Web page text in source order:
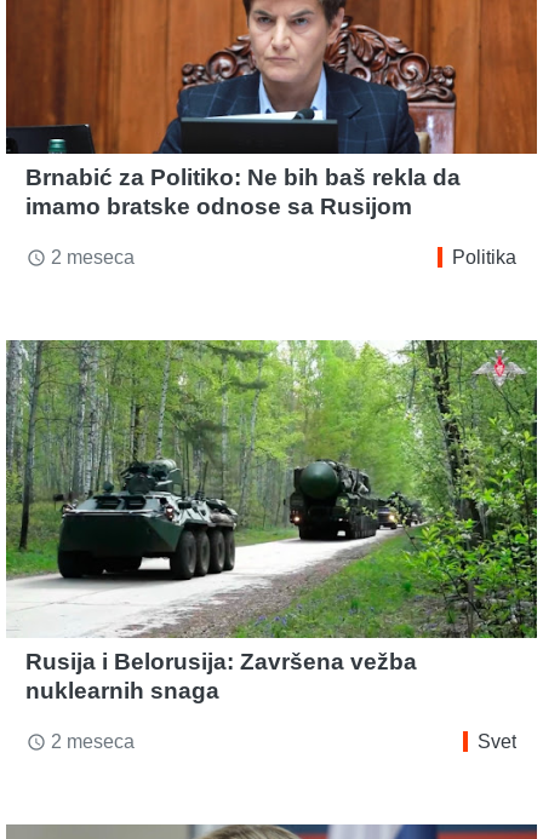
Brnabić za Politiko: Ne bih baš rekla da
imamo bratske odnose sa Rusijom
access_time 2 meseca Politika
Rusija i Belorusija: Završena vežba
nuklearnih snaga
access_time 2 meseca Svet